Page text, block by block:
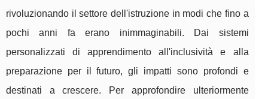
rivoluzionando il settore dell'istruzione in modi che fino a
pochi anni fa erano inimmaginabili. Dai sistemi
personalizzati di apprendimento all'inclusività e alla
preparazione per il futuro, gli impatti sono profondi e
destinati a crescere. Per approfondire ulteriormente